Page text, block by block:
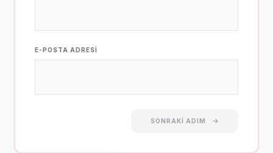
E-POSTA ADRESI
SONRAKI ADIM